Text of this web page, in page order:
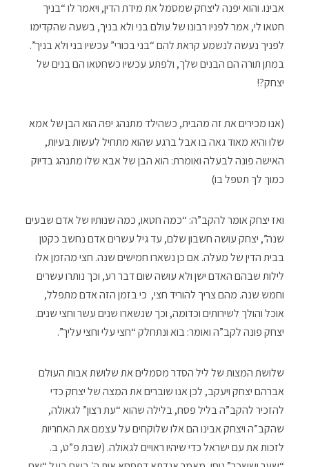
אבינו. והוא יפנה ליצחק שמסמל את מידת הדין, ויאמר לו “בניך
חטאו לי, אמר לפניו רבונו של עולם בני ולא בניך, בשעה שהקדימו
לפניך נעשה לנשמע קראת להם “בני בכורי” עכשיו בני ולא בניך”.
במתן תורה הם הבנים שלך, ולפתע עכשיו כשחטאו הם בנים של
יצחק?!
(אנו מכירים את זה מהבית, כשהילד מתנהג יפה הוא הבן של אמא
שלו והיא מאוד גאה בו אבל ברגע שהוא מתחיל לעשות בעיות,
האישה פונה לבעלה ואומרת: הוא הבן של אבא שלו מתנהג בדיוק
כמוך לך תטפל בו)
ואז יצחק אומר להקב”ה: “כמה חטאו, כמה שנותיו של אדם שבעים
שנה”, יצחק עושה חשבון שלם, עד גיל עשרים אדם נחשב כקטן
בבית הדין של מעלה. אם כן נשארו חמישים שנה. חצי מהזמן אלו
לילות שבהם האדם ישן ולא עושה שום דבר רע, וכך נותרו עשרים
וחמש שנה. מהם צריך להוריד חצי, כי בזמן הזה אדם מתפלל,
אוכל והולך לשירותים וכדומה, וכך שנשארו שנים עשר וחצי שנים.
יצחק פונה לקב”ה ואומר: בוא ונתחלק “חצי עלי וחצי עליך”.
שלושת המצות של ליל הסדר מסמלים את שלושת אבות העולם
אברהם יצחק ויעקב, לכן אנו שוברים את המצה של יצחק כדי
להזכיר להקב”ה בליל פסח, בלילה שהוא “עת רצון” לגאולה,
שהקב”ה ויצחק אבינו הם אלו שלוקחים על עצמם את האחריות
לזכות את עם ישראל כדי שיהיו ראויים לגאולה. (שבת פ”ט, ב.